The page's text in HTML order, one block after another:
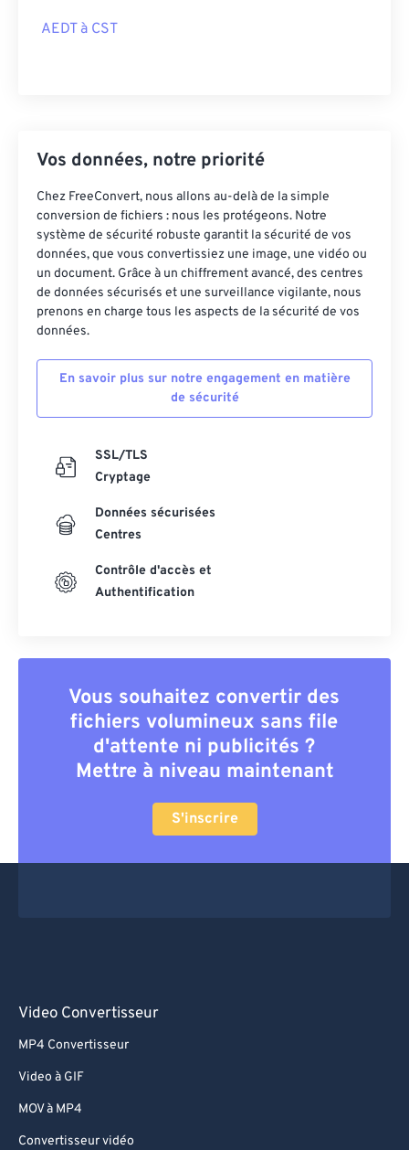
AEDT à CST
Vos données, notre priorité
Chez FreeConvert, nous allons au-delà de la simple
conversion de fichiers : nous les protégeons. Notre
système de sécurité robuste garantit la sécurité de vos
données, que vous convertissiez une image, une vidéo ou
un document. Grâce à un chiffrement avancé, des centres
de données sécurisés et une surveillance vigilante, nous
prenons en charge tous les aspects de la sécurité de vos
données.
En savoir plus sur notre engagement en matière
de sécurité
SSL/TLS
Cryptage
Données sécurisées
Centres
Contrôle d'accès et
Authentification
Vous souhaitez convertir des
fichiers volumineux sans file
d'attente ni publicités ?
Mettre à niveau maintenant
S'inscrire
Video Convertisseur
MP4 Convertisseur
Video à GIF
MOV à MP4
Convertisseur vidéo